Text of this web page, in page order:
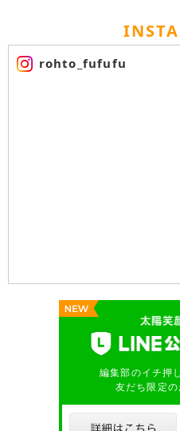
rohto_fufufu
編集部のイチ押
友だち限定